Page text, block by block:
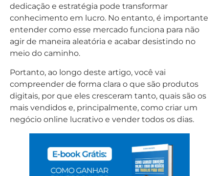
dedicação e estratégia pode transformar
conhecimento em lucro. No entanto, é importante
entender como esse mercado funciona para não
agir de maneira aleatória e acabar desistindo no
meio do caminho.
Portanto, ao longo deste artigo, você vai
compreender de forma clara o que são produtos
digitais, por que eles cresceram tanto, quais são os
mais vendidos e, principalmente, como criar um
negócio online lucrativo e vender todos os dias.